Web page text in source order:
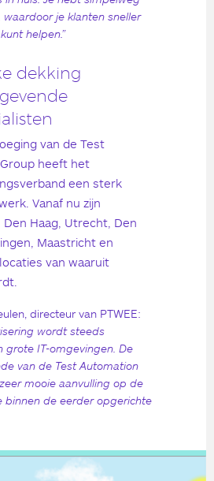
waardoor je klanten sneller
helpen.”
dekking
van de Test
heeft het
een sterk
Vanaf nu zijn
Haag, Utrecht, Den
Maastricht en
van waaruit
directeur van PTWEE:
wordt steeds
grote IT-omgevingen. De
van de Test Automation
mooie aanvulling op de
binnen de eerder opgerichte